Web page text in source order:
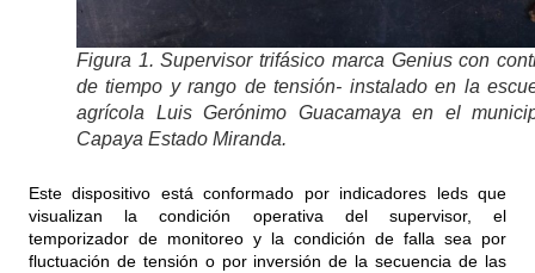
Figura 1. Supervisor trifásico marca Genius con
de tiempo y rango de tensión- instalado en la
agrícola Luis Gerónimo Guacamaya en el
Capaya Estado Miranda.
Este dispositivo está conformado por indicadores leds que
visualizan la condición operativa del supervisor, el
temporizador de monitoreo y la condición de falla sea por
fluctuación de tensión o por inversión de la secuencia de las